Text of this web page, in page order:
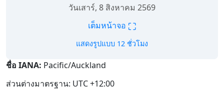
วันเสาร์, 8 สิงหาคม 2569
เต็มหน้าจอ ⛶
แสดงรูปแบบ 12 ชั่วโมง
ชื่อ IANA: Pacific/Auckland
ส่วนต่างมาตรฐาน: UTC +12:00